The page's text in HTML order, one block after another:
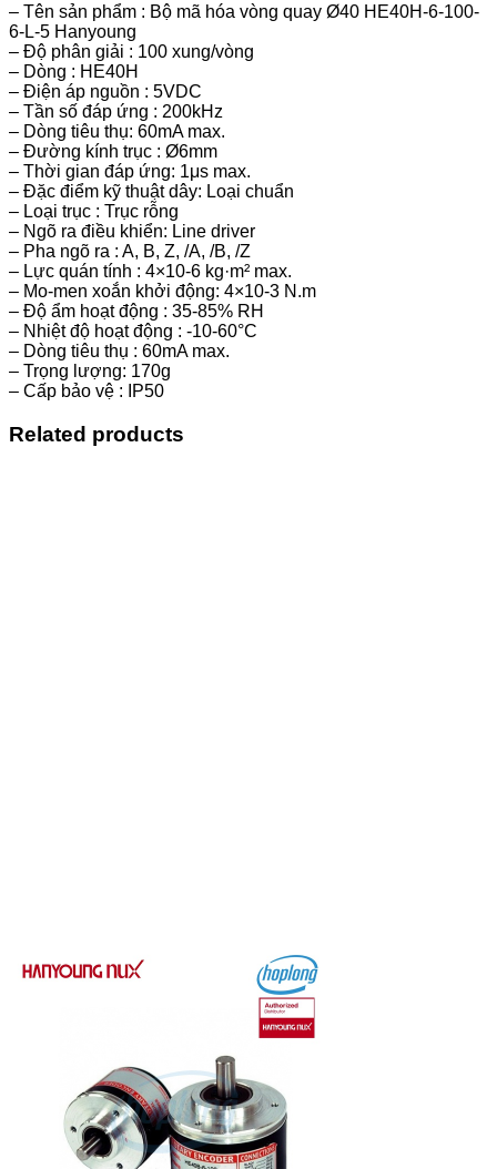
– Tên sản phẩm : Bộ mã hóa vòng quay Ø40 HE40H-6-100-
6-L-5 Hanyoung
– Độ phân giải : 100 xung/vòng
– Dòng : HE40H
– Điện áp nguồn : 5VDC
– Tần số đáp ứng : 200kHz
– Dòng tiêu thụ: 60mA max.
– Đường kính trục : Ø6mm
– Thời gian đáp ứng: 1μs max.
– Đặc điểm kỹ thuật dây: Loại chuẩn
– Loại trục : Trục rỗng
– Ngõ ra điều khiển: Line driver
– Pha ngõ ra : A, B, Z, /A, /B, /Z
– Lực quán tính : 4×10-6 kg·m² max.
– Mo-men xoắn khởi động: 4×10-3 N.m
– Độ ẩm hoạt động : 35-85% RH
– Nhiệt độ hoạt động : -10-60°C
– Dòng tiêu thụ : 60mA max.
– Trọng lượng: 170g
– Cấp bảo vệ : IP50
Related products